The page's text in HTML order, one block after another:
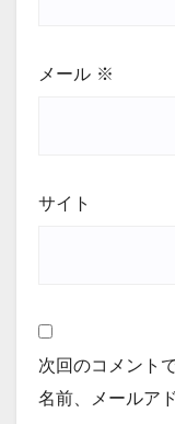
メール ※
サイト
次回のコメント
名前、メールア